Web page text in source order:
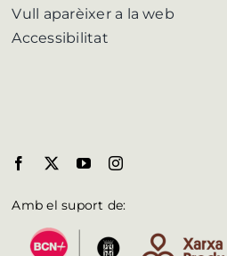
Vull aparèixer a la web
Accessibilitat
Amb el suport de: